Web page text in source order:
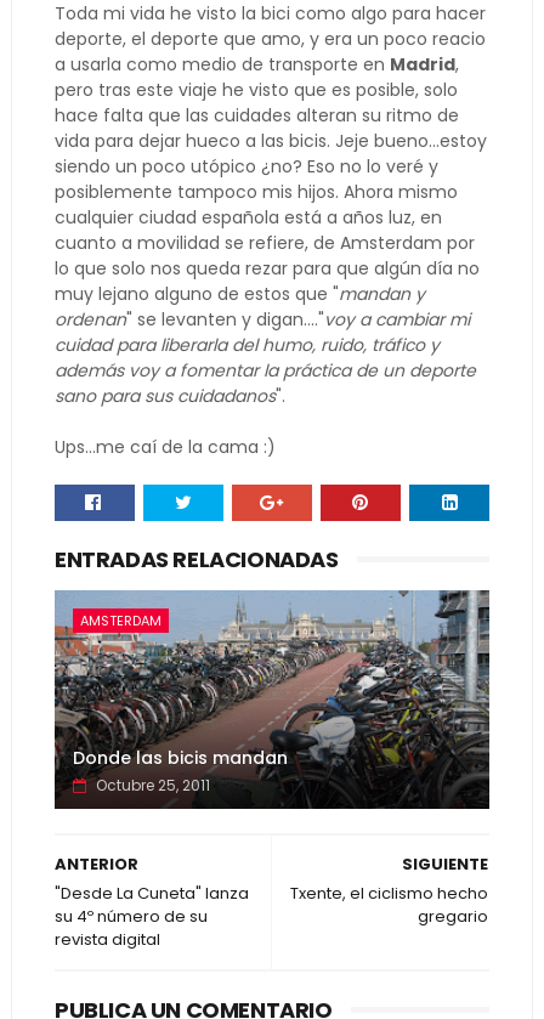
Toda mi vida he visto la bici como algo para hacer
deporte, el deporte que amo, y era un poco reacio
a usarla como medio de transporte en Madrid,
pero tras este viaje he visto que es posible, solo
hace falta que las cuidades alteran su ritmo de
vida para dejar hueco a las bicis. Jeje bueno...estoy
siendo un poco utópico ¿no? Eso no lo veré y
posiblemente tampoco mis hijos. Ahora mismo
cualquier ciudad española está a años luz, en
cuanto a movilidad se refiere, de Amsterdam por
lo que solo nos queda rezar para que algún día no
muy lejano alguno de estos que "mandan y
ordenan" se levanten y digan...."voy a cambiar mi
cuidad para liberarla del humo, ruido, tráfico y
además voy a fomentar la práctica de un deporte
sano para sus cuidadanos".
Ups...me caí de la cama :)
ENTRADAS RELACIONADAS
AMSTERDAM
Donde las bicis mandan
Octubre 25, 2011
SIGUIENTE
Txente, el ciclismo hecho
gregario
ANTERIOR
"Desde La Cuneta" lanza
su 4º número de su
revista digital
PUBLICA UN COMENTARIO